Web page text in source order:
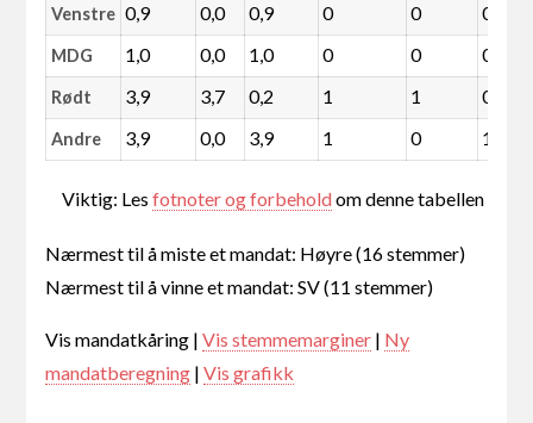
Venstre 0,9 0,0 0,9 0 0 0
MDG 1,0 0,0 1,0 0 0 0
Rødt 3,9 3,7 0,2 1 1 0
Andre 3,9 0,0 3,9 1 0 1
Viktig: Lesfotnoter og forbeholdom denne tabellen
Nærmest til å miste et mandat: Høyre (16 stemmer)
Nærmest til å vinne et mandat: SV (11 stemmer)
Vis mandatkåring |Vis stemmemarginer | Ny
mandatberegning |Vis grafikk